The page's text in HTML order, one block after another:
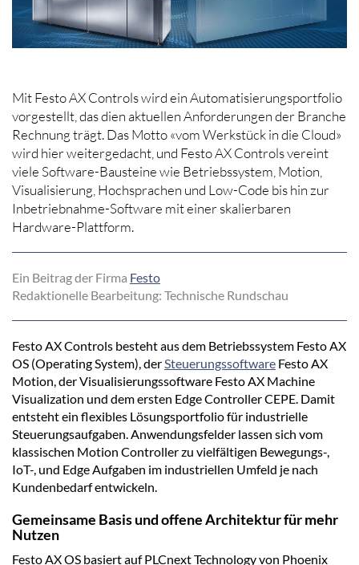
Mit Festo AX Controls wird ein Automatisierungsportfolio
vorgestellt, das dien aktuellen Anforderungen der Branche
Rechnung trägt. Das Motto «vom Werkstück in die Cloud»
wird hier weitergedacht, und Festo AX Controls vereint
viele Software-Bausteine wie Betriebssystem, Motion,
Visualisierung, Hochsprachen und Low-Code bis hin zur
Inbetriebnahme-Software mit einer skalierbaren
Hardware-Plattform.
Ein Beitrag der Firma Festo
Redaktionelle Bearbeitung: Technische Rundschau
Festo AX Controls besteht aus dem Betriebssystem Festo AX
OS (Operating System), der Steuerungssoftware Festo AX
Motion, der Visualisierungssoftware Festo AX Machine
Visualization und dem ersten Edge Controller CEPE. Damit
entsteht ein flexibles Lösungsportfolio für industrielle
Steuerungsaufgaben. Anwendungsfelder lassen sich vom
klassischen Motion Controller zu vielfältigen Bewegungs-,
IoT-, und Edge Aufgaben im industriellen Umfeld je nach
Kundenbedarf entwickeln.
Gemeinsame Basis und offene Architektur für mehr
Nutzen
Festo AX OS basiert auf PLCnext Technology von Phoenix